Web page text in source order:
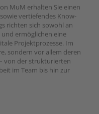
MuM erhalten Sie einen
vertiefendes Know-
richten sich sowohl an
ermöglichen eine
Projektprozesse. Im
sondern vor allem deren
von der strukturierten
im Team bis hin zur